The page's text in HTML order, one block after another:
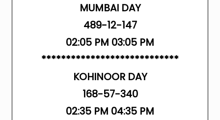
MUMBAI DAY
489-12-147
02:05 PM 03:05 PM
****************************
KOHINOOR DAY
168-57-340
02:35 PM 04:35 PM